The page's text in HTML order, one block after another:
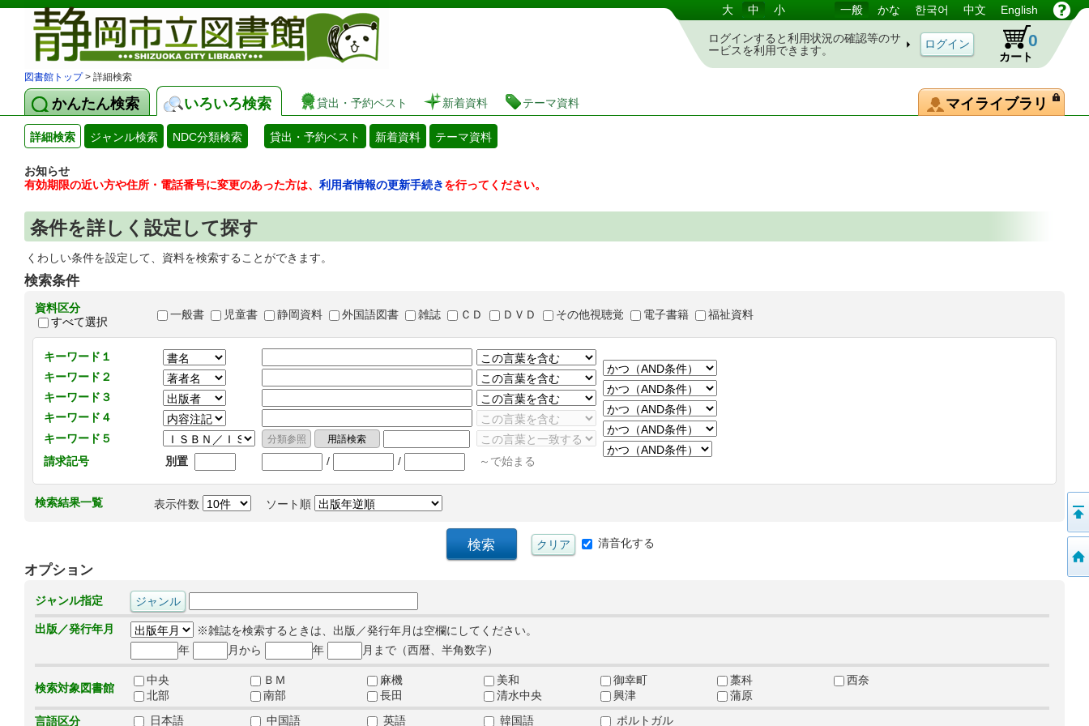
図書館 蔵書検索・予約システム 大 中 小 一般 かな 한국어 中文 English
ログインすると利用状況の確認等のサ
ービスを利用できます。
カート
0
図書館トップ> 詳細検索
かんたん検索 いろいろ検索 貸出・予約ベスト 新着資料 テーマ資料 マイライブラリ
詳細検索 ジャンル検索 NDC分類検索 貸出・予約ベスト 新着資料 テーマ資料
お知らせ
有効期限の近い方や住所・電話番号に変更のあった方は、 利用者情報の更新手続きを行ってください。
条件を詳しく設定して探す
くわしい条件を設定して、資料を検索することができます。
検索条件
資料区分
すべて選択
一般書 児童書 静岡資料 外国語図書 雑誌 ＣＤ ＤＶＤ その他視聴覚 電子書籍 福祉資料
キーワード１
キーワード２
キーワード３
キーワード４
キーワード５
請求記号
別置 / / ～で始まる
検索結果一覧 表示件数 ソート順
清音化する
オプション
ジャンル指定
出版／発行年月
※雑誌を検索するときは、出版／発行年月は空欄にしてください。
年
月から 年 月まで（西暦、半角数字）
検索対象図書館
中央 ＢＭ 麻機 美和 御幸町 藁科
西奈
北部
南部 長田 清水中央 興津
蒲原
言語区分
日本語 中国語 英語 韓国語 ポルトガル